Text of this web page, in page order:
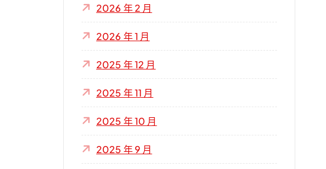
2026 年 2 月
2026 年 1 月
2025 年 12 月
2025 年 11 月
2025 年 10 月
2025 年 9 月